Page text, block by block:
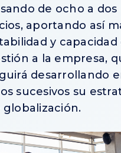
de ocho a dos
aportando así
y capacidad
a la empresa,
desarrollando
sucesivos su
globalización.